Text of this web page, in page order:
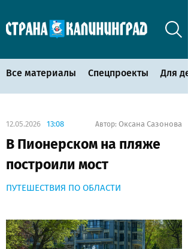
Все материалы Спецпроекты Для
12.05.2026 13:08 Автор: Оксана Сазонова
В Пионерском на пляже
построили мост
ПУТЕШЕСТВИЯ ПО ОБЛАСТИ